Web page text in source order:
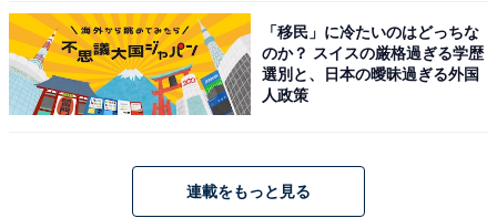
※回答者のコメントは原文ママです
※エピソードは投稿者の当時のものです。現在とはサー
ビスや金額などの情報が異なることがございます
ではございません
「移民」に冷たいのはどっちな
のか？ スイスの厳格過ぎる学歴
選別と、日本の曖昧過ぎる外国
人政策
連載をもっと見る